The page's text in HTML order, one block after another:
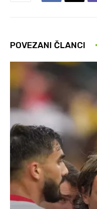
POVEZANI ČLANCI